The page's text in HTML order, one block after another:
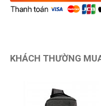
KHÁCH THƯỜNG